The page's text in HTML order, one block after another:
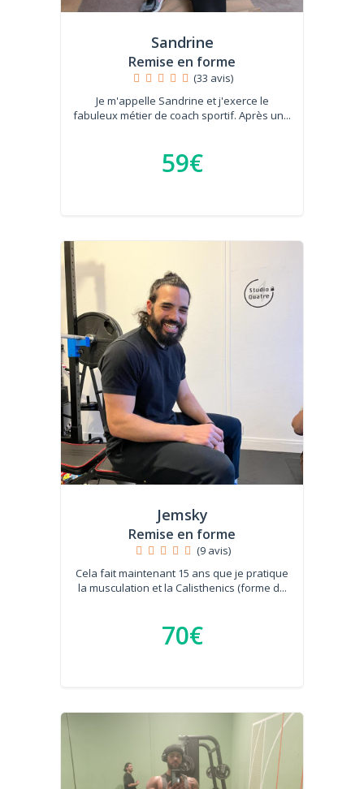
Sandrine
Remise en forme
(33 avis)
Je m'appelle Sandrine et j'exerce le
fabuleux métier de coach sportif. Après un...
59€
Jemsky
Remise en forme
(9 avis)
Cela fait maintenant 15 ans que je pratique
la musculation et la Calisthenics (forme d...
70€